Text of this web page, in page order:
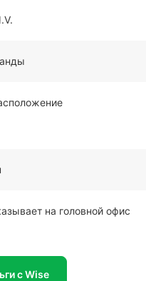
на головной офис
с Wise